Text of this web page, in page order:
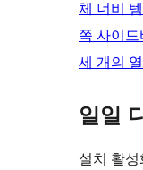
체 너비
쪽 사이드
세 개의 열
일일
설치 활성